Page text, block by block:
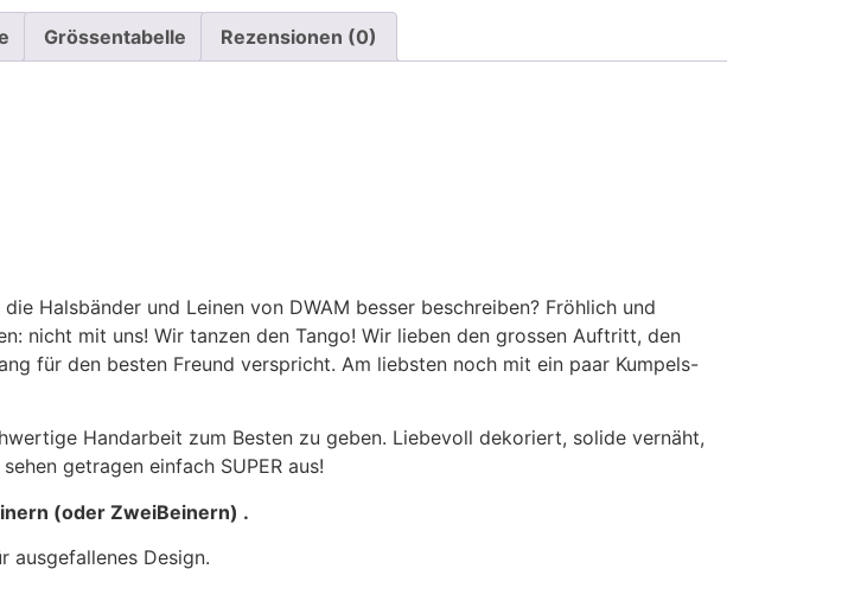
Grössentabelle Rezensionen (0)
Halsbänder und Leinen von DWAM besser beschreiben? Fröhlich und
nicht mit uns! Wir tanzen den Tango! Wir lieben den grossen Auftritt, den
für den besten Freund verspricht. Am liebsten noch mit ein paar Kumpels-
Handarbeit zum Besten zu geben. Liebevoll dekoriert, solide vernäht,
getragen einfach SUPER aus!
(oder ZweiBeinern) .
ausgefallenes Design.